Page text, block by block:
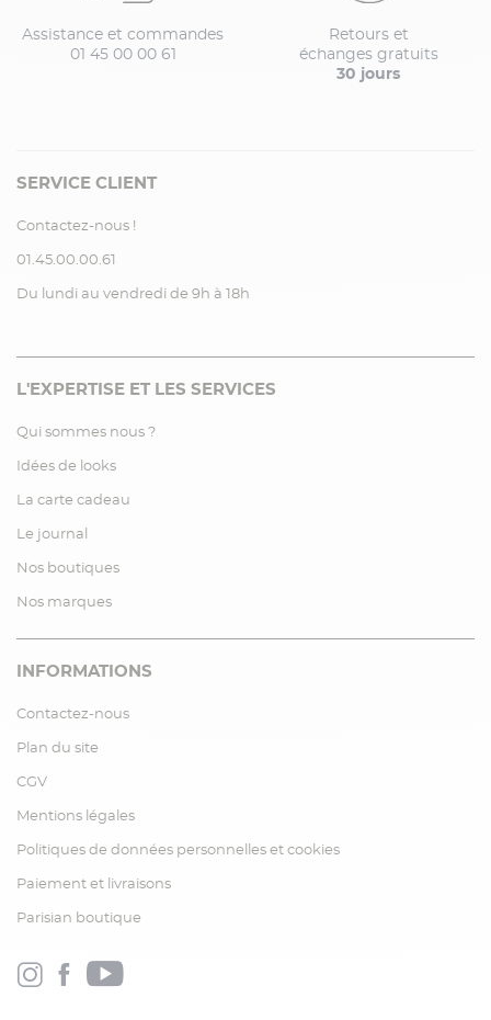
Assistance et commandes
01 45 00 00 61
Retours et
échanges gratuits
30 jours
SERVICE CLIENT
Contactez-nous !
01.45.00.00.61
Du lundi au vendredi de 9h à 18h
L'EXPERTISE ET LES SERVICES
Qui sommes nous ?
Idées de looks
La carte cadeau
Le journal
Nos boutiques
Nos marques
INFORMATIONS
Contactez-nous
Plan du site
CGV
Mentions légales
Politiques de données personnelles et cookies
Paiement et livraisons
Parisian boutique